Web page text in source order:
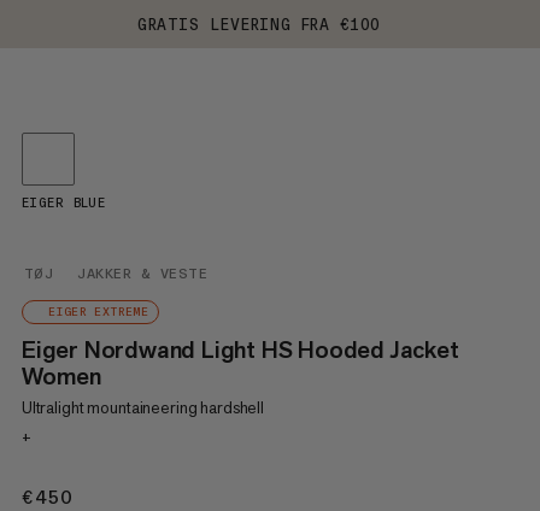
GRATIS LEVERING FRA €100
TØJ JAKKER & VESTE
EIGER EXTREME
Eiger Nordwand Light HS Hooded Jacket
Women
Ultralight mountaineering hardshell
+
€450
EIGER BLUE